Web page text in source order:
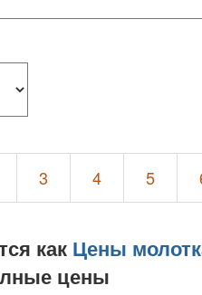
3 4 5
как Цены
цены